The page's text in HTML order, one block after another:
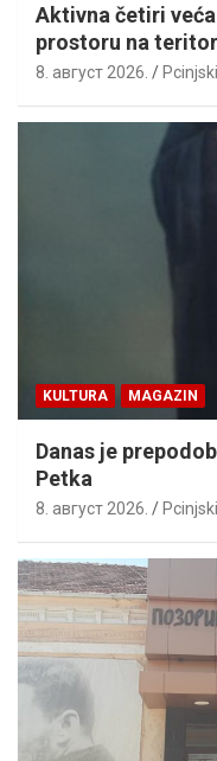
Aktivna četiri
prostoru na
8. август 2026.
KULTURA MAGAZIN
Danas je
Petka
8. август 2026.